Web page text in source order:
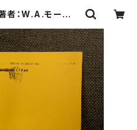
者：W.A.モーツァ
Collective